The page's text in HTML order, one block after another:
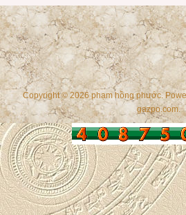
Copyright © 2026 phạm hồng phước.
gazpo.com.